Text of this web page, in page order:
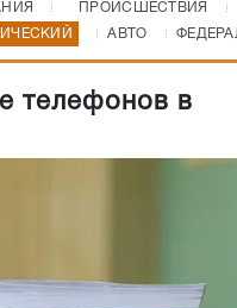
ПРОИСШЕСТВИЯ
АВТО
телефонов в